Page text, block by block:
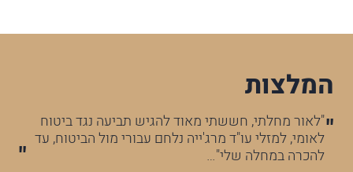
המלצות
"לאור מחלתי, חששתי מאוד להגיש תביעה נגד ביטוח
לאומי, למזלי עו"ד מרג'ייה נלחם עבורי מול הביטוח, עד
להכרה במחלה שלי"…